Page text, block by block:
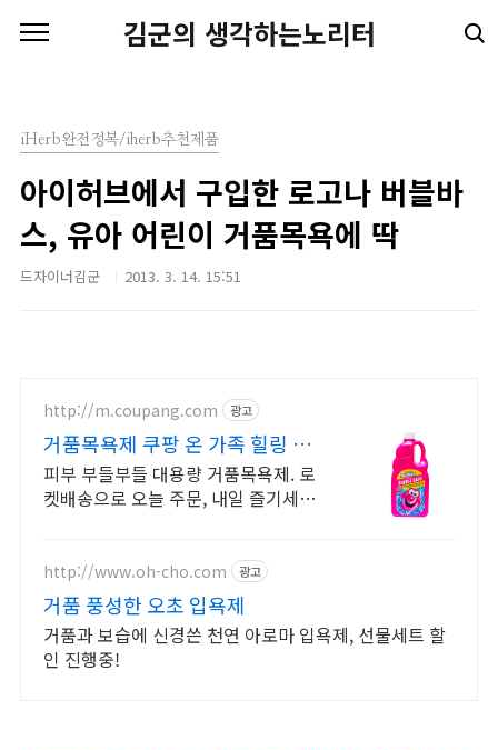
김군의 생각하는노리터
iHerb완전정복/iherb추천제품
아이허브에서 구입한 로고나 버블바
스, 유아 어린이 거품목욕에 딱
드자이너김군 2013. 3. 14. 15:51
http://m.coupang.com 광고
거품목욕제 쿠팡 온 가족 힐링 목
욕
피부 부들부들 대용량 거품목욕제. 로
켓배송으로 오늘 주문, 내일 즐기세요!
http://www.oh-cho.com 광고
거품 풍성한 오초 입욕제
거품과 보습에 신경쓴 천연 아로마 입욕제, 선물세트 할
인 진행중!